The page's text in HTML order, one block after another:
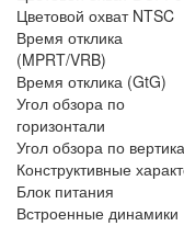
Цветовой охват NTSC
Время отклика
(MPRT/VRB)
Время отклика (GtG)
Угол обзора по
горизонтали
Угол обзора по
Конструктивные
Блок питания
Встроенные динамики